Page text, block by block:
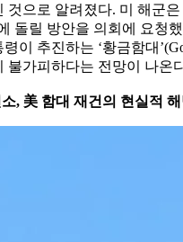
것으로 알려졌다. 미 해군
돌릴 방안을 의회에 요청
이 추진하는 ‘황금함대
불가피하다는 전망이 나온
소, 美 함대 재건의 현실적